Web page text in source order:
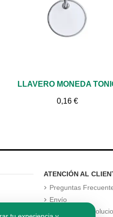
Vista rápida
LLAVERO MONEDA
0,16 €
ATENCIÓN AL
Preguntas
Envío
Política de